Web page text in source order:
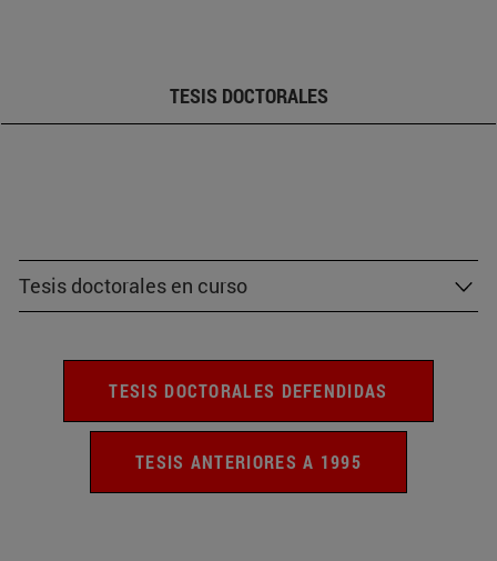
TESIS DOCTORALES
Tesis doctorales en curso
TESIS DOCTORALES DEFENDIDAS
TESIS ANTERIORES A 1995